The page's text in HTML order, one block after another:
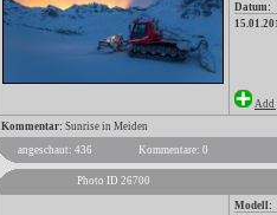
Datum:
Add
Kommentar: Sunrise in Meiden
angeschaut: 436
Kommentare: 0
Photo ID 26700
Modell: